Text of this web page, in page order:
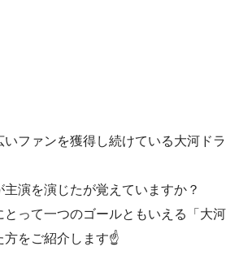
ファンを獲得し続けている大河ドラ
演を演じたが覚えていますか？
とって一つのゴールともいえる「大河
方をご紹介します☝️